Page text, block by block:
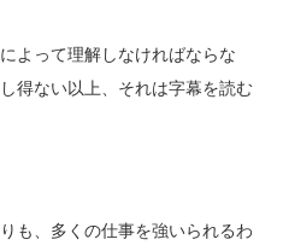
よって理解しなければならな
得ない以上、それは字幕を読む
も、多くの仕事を強いられるわ